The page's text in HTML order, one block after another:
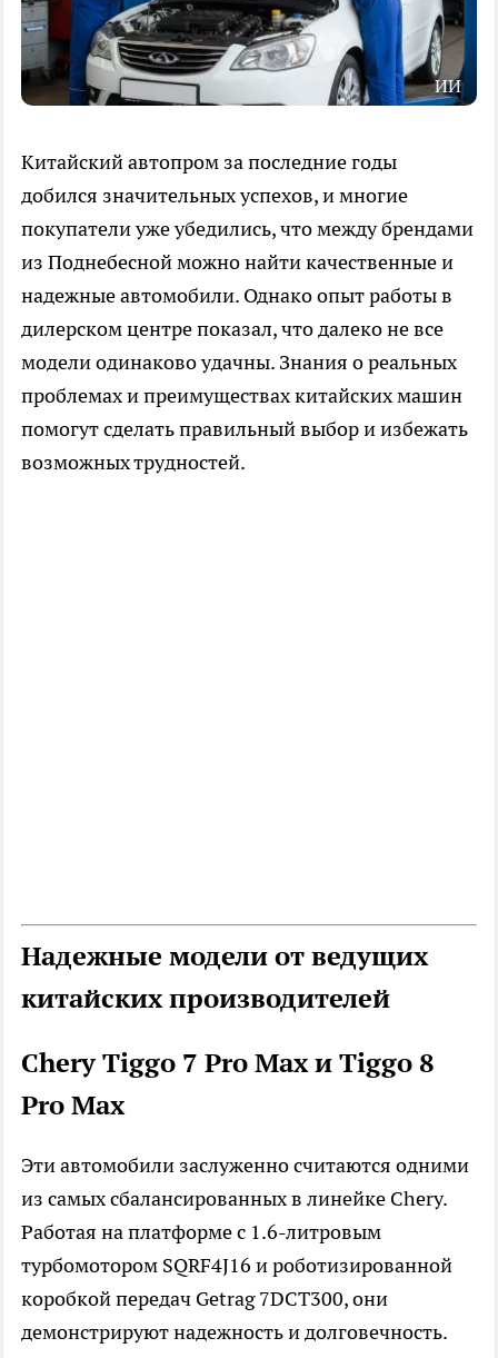
ИИ
Китайский автопром за последние годы
добился значительных успехов, и многие
покупатели уже убедились, что между брендами
из Поднебесной можно найти качественные и
надежные автомобили. Однако опыт работы в
дилерском центре показал, что далеко не все
модели одинаково удачны. Знания о реальных
проблемах и преимуществах китайских машин
помогут сделать правильный выбор и избежать
возможных трудностей.
Надежные модели от ведущих
китайских производителей
Chery Tiggo 7 Pro Max и Tiggo 8
Pro Max
Эти автомобили заслуженно считаются одними
из самых сбалансированных в линейке Chery.
Работая на платформе с 1.6-литровым
турбомотором SQRF4J16 и роботизированной
коробкой передач Getrag 7DCT300, они
демонстрируют надежность и долговечность.